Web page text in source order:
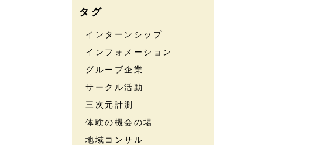
タグ
インターンシップ
インフォメーション
グルーブ企業
サークル活動
三次元計測
体験の機会の場
地域コンサル